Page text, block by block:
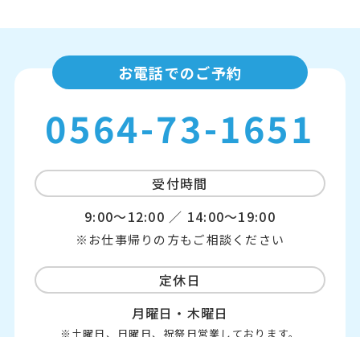
お電話でのご予約
0564-73-1651
受付時間
9:00～12:00 ／ 14:00～19:00
※お仕事帰りの方もご相談ください
定休日
月曜日・木曜日
※土曜日、日曜日、祝祭日営業しております。